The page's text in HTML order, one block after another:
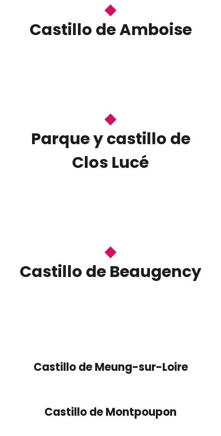
Castillo de Amboise
Parque y castillo de
Clos Lucé
Castillo de Beaugency
Castillo de Meung-sur-Loire
Castillo de Montpoupon